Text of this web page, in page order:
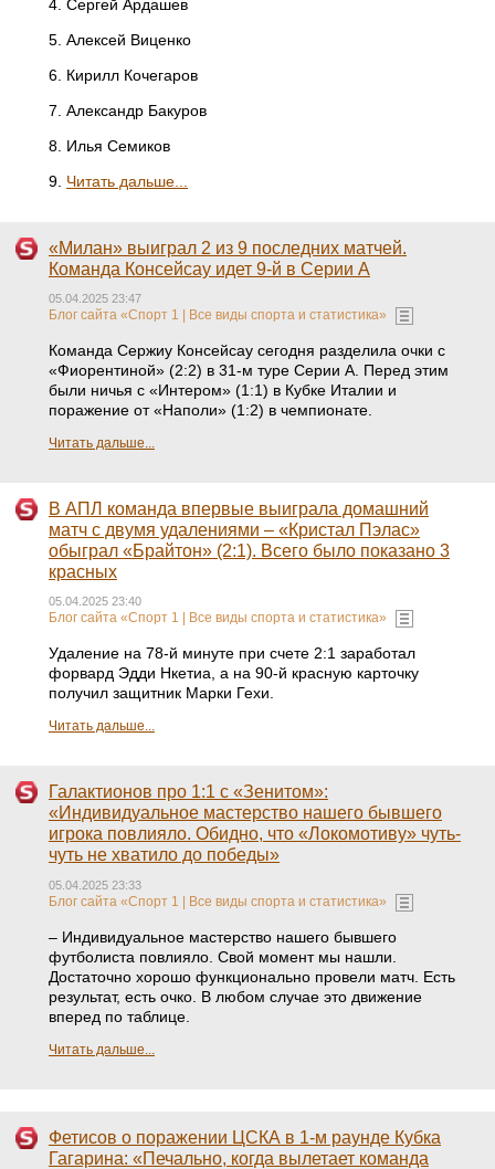
4. Сергей Ардашев
5. Алексей Виценко
6. Кирилл Кочегаров
7. Александр Бакуров
8. Илья Семиков
9. Читать дальше...
«Милан» выиграл 2 из 9 последних матчей.
Команда Консейсау идет 9-й в Серии А
05.04.2025 23:47
Блог сайта «Спорт 1 | Все виды спорта и статистика»
Команда Сержиу Консейсау сегодня разделила очки с
«Фиорентиной» (2:2) в 31-м туре Серии А. Перед этим
были ничья с «Интером» (1:1) в Кубке Италии и
поражение от «Наполи» (1:2) в чемпионате.
Читать дальше...
В АПЛ команда впервые выиграла домашний
матч с двумя удалениями – «Кристал Пэлас»
обыграл «Брайтон» (2:1). Всего было показано 3
красных
05.04.2025 23:40
Блог сайта «Спорт 1 | Все виды спорта и статистика»
Удаление на 78-й минуте при счете 2:1 заработал
форвард Эдди Нкетиа, а на 90-й красную карточку
получил защитник Марки Гехи.
Читать дальше...
Галактионов про 1:1 с «Зенитом»:
«Индивидуальное мастерство нашего бывшего
игрока повлияло. Обидно, что «Локомотиву» чуть-
чуть не хватило до победы»
05.04.2025 23:33
Блог сайта «Спорт 1 | Все виды спорта и статистика»
– Индивидуальное мастерство нашего бывшего
футболиста повлияло. Свой момент мы нашли.
Достаточно хорошо функционально провели матч. Есть
результат, есть очко. В любом случае это движение
вперед по таблице.
Читать дальше...
Фетисов о поражении ЦСКА в 1-м раунде Кубка
Гагарина: «Печально, когда вылетает команда